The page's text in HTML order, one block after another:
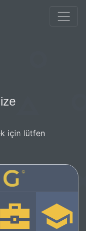
için lütfen